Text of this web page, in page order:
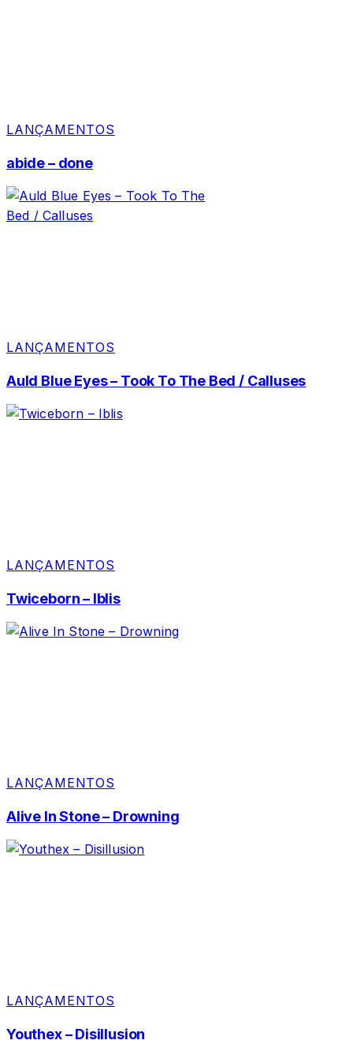
LANÇAMENTOS
abide – done
LANÇAMENTOS
Auld Blue Eyes – Took To The Bed / Calluses
LANÇAMENTOS
Twiceborn – Iblis
LANÇAMENTOS
Alive In Stone – Drowning
LANÇAMENTOS
Youthex – Disillusion